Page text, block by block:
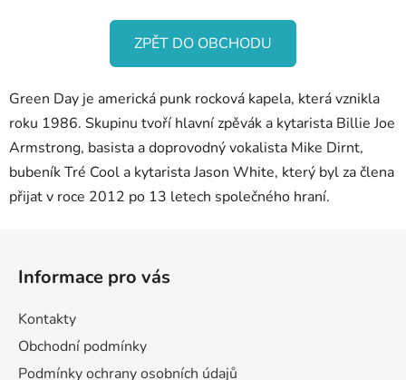
ZPĚT DO OBCHODU
Green Day je americká punk rocková kapela, která vznikla
roku 1986. Skupinu tvoří hlavní zpěvák a kytarista Billie Joe
Armstrong, basista a doprovodný vokalista Mike Dirnt,
bubeník Tré Cool a kytarista Jason White, který byl za člena
přijat v roce 2012 po 13 letech společného hraní.
Informace pro vás
Kontakty
Obchodní podmínky
Podmínky ochrany osobních údajů